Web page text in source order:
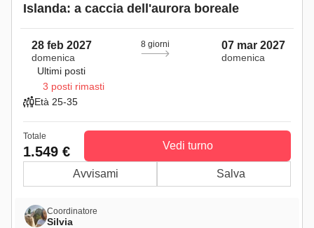
Islanda: a caccia dell'aurora boreale
28 feb 2027
domenica
8 giorni 07 mar 2027
domenica
Ultimi posti
3 posti rimasti
Età 25-35
Totale
1.549 € Vedi turno
Avvisami Salva
Coordinatore
Silvia